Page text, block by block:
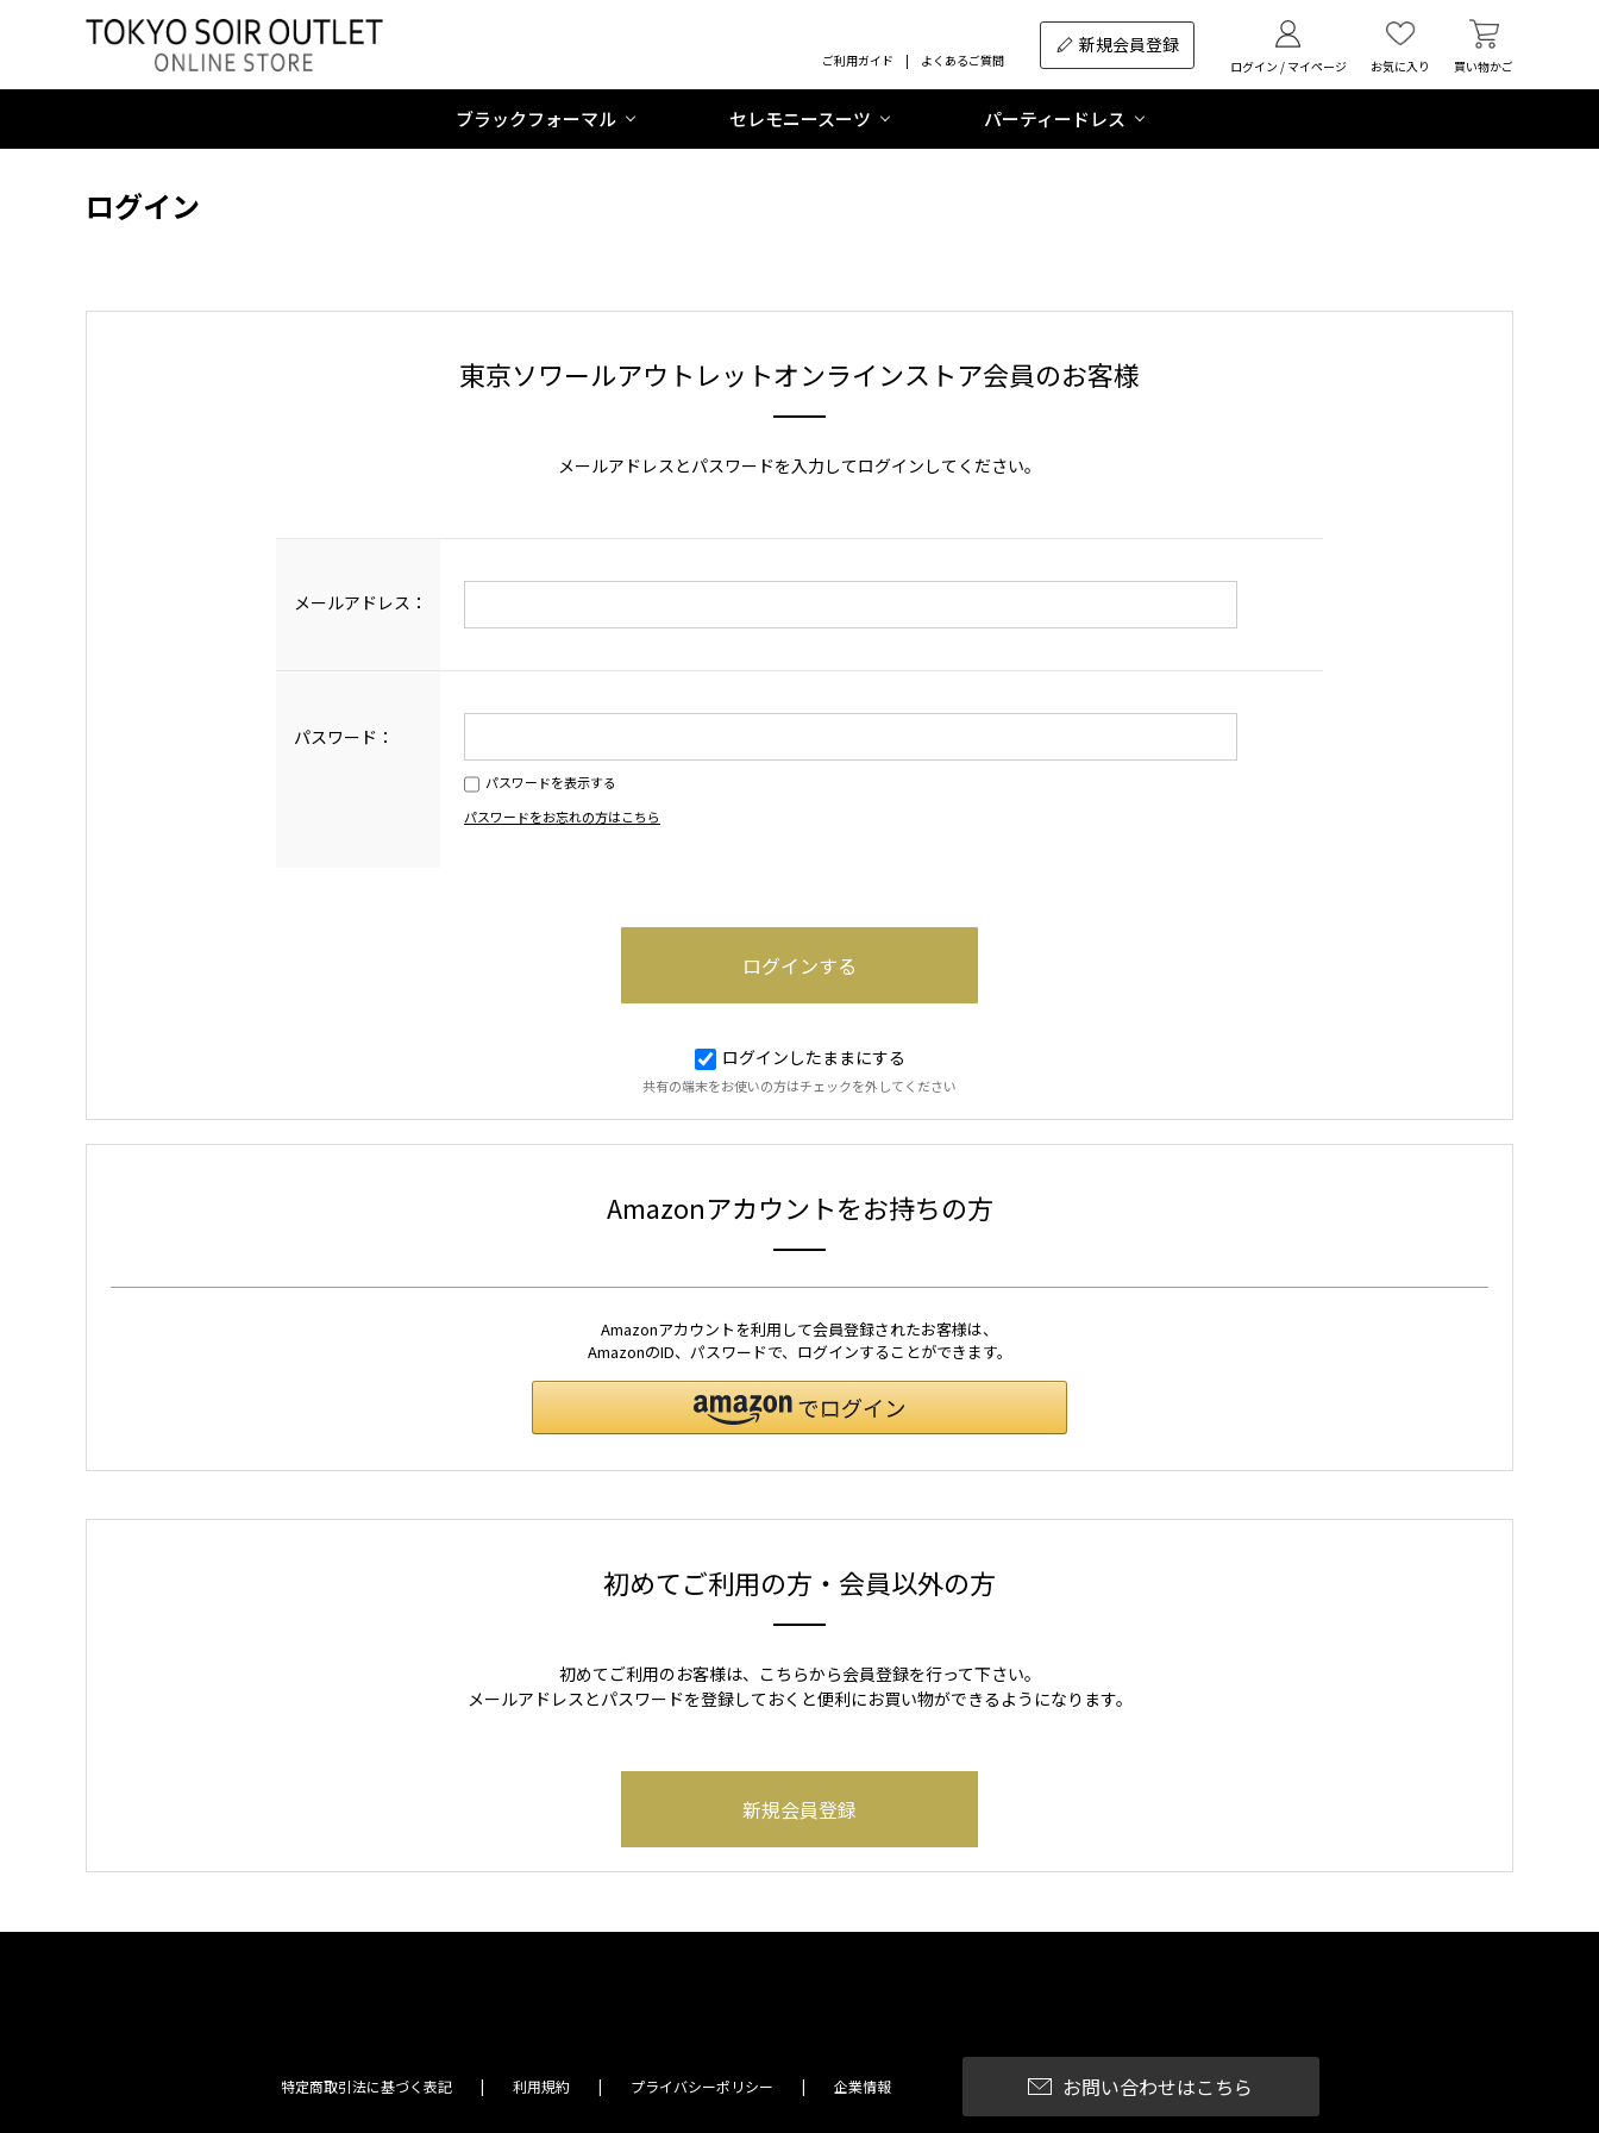
ご利用ガイド よくあるご質問
新規会員登録
ログイン / マイページ お気に入り 買い物かご
ブラックフォーマル セレモニースーツ パーティードレス
ログイン
東京ソワールアウトレットオンラインストア会員のお客様
メールアドレスとパスワードを入力してログインしてください。
メールアドレス：
パスワード：
パスワードを表示する
パスワードをお忘れの方はこちら
ログインしたままにする
共有の端末をお使いの方はチェックを外してください
Amazonアカウントをお持ちの方
Amazonアカウントを利用して会員登録されたお客様は、
AmazonのID、パスワードで、ログインすることができます。
初めてご利用の方・会員以外の方
初めてご利用のお客様は、こちらから会員登録を行って下さい。
メールアドレスとパスワードを登録しておくと便利にお買い物ができるようになります。
特定商取引法に基づく表記 利用規約 プライバシーポリシー 企業情報 お問い合わせはこちら